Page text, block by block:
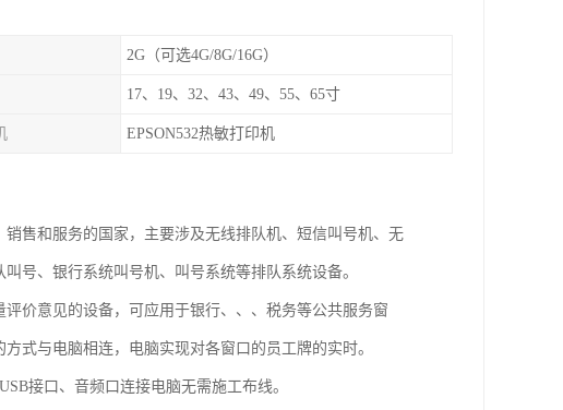
2G（可选4G/8G/16G）
17、19、32、43、49、55、65寸
EPSON532热敏打印机
售和服务的国家，主要涉及无线排队机、短信叫号机、无
号、银行系统叫号机、叫号系统等排队系统设备。
价意见的设备，可应用于银行、、、税务等公共服务窗
式与电脑相连，电脑实现对各窗口的员工牌的实时。
接口、音频口连接电脑无需施工布线。